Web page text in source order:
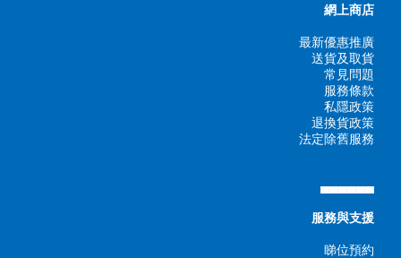
網上商店
最新優惠推廣
送貨及取貨
常見問題
服務條款
私隱政策
退換貨政策
法定除舊服務
▄▄▄▄▄▄
服務與支援
睇位預約